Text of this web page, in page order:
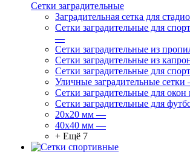
Сетки заградительные
Заградительная сетка для
Сетки заградительные для
—
Сетки заградительные из
Сетки заградительные из
Сетки заградительные для
Уличные заградительные сетки
Сетки заградительные для окон
Сетки заградительные для
20х20 мм —
40х40 мм —
+ Ещё 7